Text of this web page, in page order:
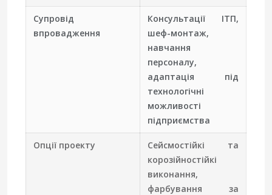
Супровід
впровадження
Консультації ІТП,
шеф-монтаж,
навчання
персоналу,
адаптація під
технологічні
можливості
підприємства
Опції проекту
Сейсмостійкі та
корозійностійкі
виконання,
фарбування за